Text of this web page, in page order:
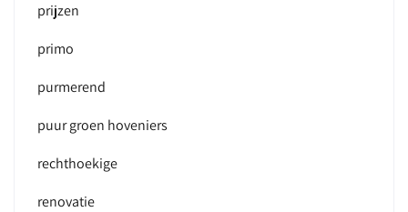
prijzen
primo
purmerend
puur groen hoveniers
rechthoekige
renovatie